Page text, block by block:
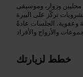
محليين وزوار، وموسيقى
تركّز على البيرة
وعفوية، الجلسات عادةً
خطط لزيارتك